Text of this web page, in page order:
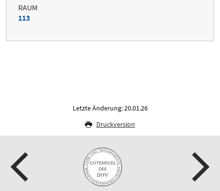
RAUM
113
Letzte Änderung: 20.01.26
Druckversion